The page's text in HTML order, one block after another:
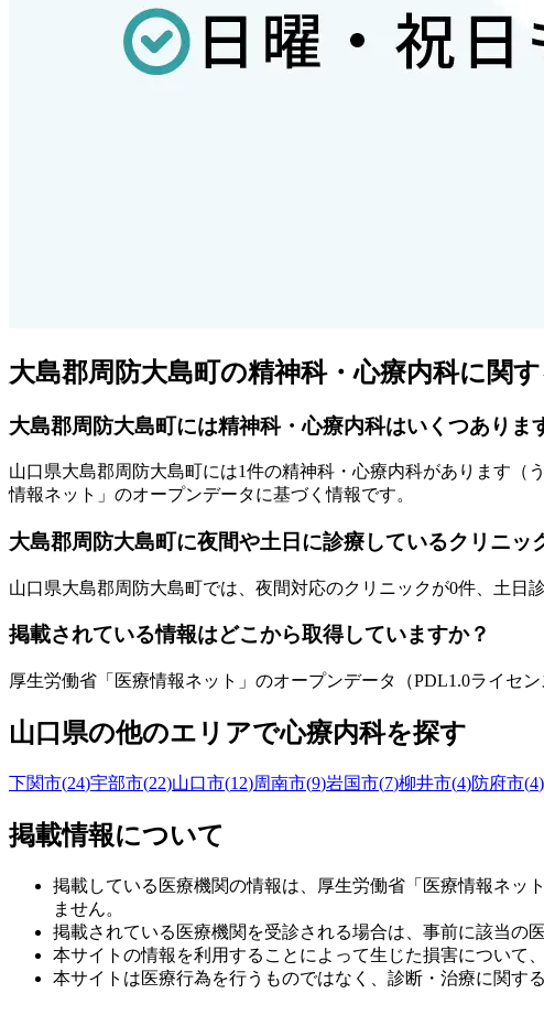
大島郡周防大島町の精神科・心療内科に関
大島郡周防大島町には精神科・心療内科はいくつありま
山口県大島郡周防大島町には1件の精神科・心療内科があります （
情報ネット」のオープンデータに基づく情報です。
大島郡周防大島町に夜間や土日に診療しているクリニッ
山口県大島郡周防大島町では、夜間対応のクリニックが0件、土日
掲載されている情報はどこから取得していますか？
厚生労働省「医療情報ネット」のオープンデータ（PDL1.0ライセ
山口県の他のエリアで心療内科を探す
下関市(24)宇部市(22)山口市(12)周南市(9)岩国市(7)柳井市(4)防府市(4)
掲載情報について
掲載している医療機関の情報は、厚生労働省「医療情報ネッ
ません。
掲載されている医療機関を受診される場合は、事前に該当の
本サイトの情報を利用することによって生じた損害について
本サイトは医療行為を行うものではなく、診断・治療に関す